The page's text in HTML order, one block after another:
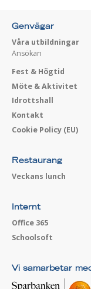
Genvägar
Våra utbildningar
Ansökan
Fest & Högtid
Möte & Aktivitet
Idrottshall
Kontakt
Cookie Policy (EU)
Restaurang
Veckans lunch
Internt
Office 365
Schoolsoft
Vi samarbetar